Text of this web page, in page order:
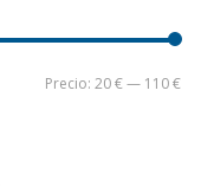
Precio: 20 €— 110 €